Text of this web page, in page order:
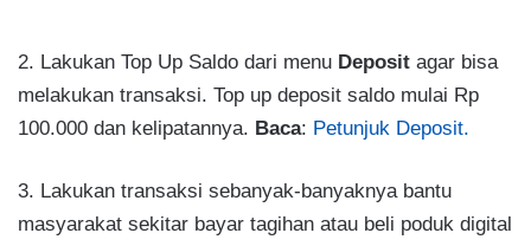
2. Lakukan Top Up Saldo dari menu Deposit agar bisa
melakukan transaksi. Top up deposit saldo mulai Rp
100.000 dan kelipatannya. Baca: Petunjuk Deposit.
3. Lakukan transaksi sebanyak-banyaknya bantu
masyarakat sekitar bayar tagihan atau beli poduk digital